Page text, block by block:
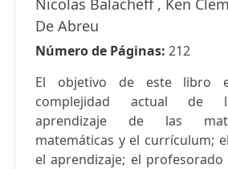
Nicolas Balacheff , Ken
De Abreu
Número de Páginas: 212
El objetivo de este libro
complejidad actual de
aprendizaje de las
matemáticas y el currículum;
el aprendizaje; el profesorado